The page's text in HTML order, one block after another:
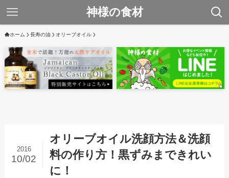
神様の食材
ホーム 長寿の油 オリーブオイル
オリーブオイル洗顔方法＆洗顔
料の作り方！黒ずみまできれい
に！
2016
10/02